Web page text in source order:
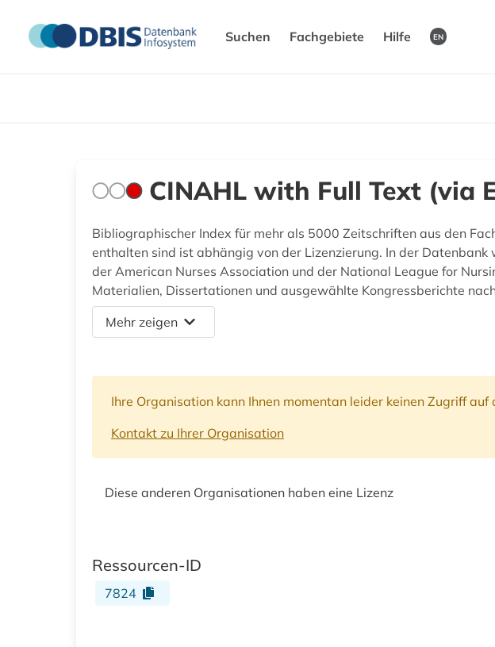
Suchen Fachgebiete Hilfe EN
CINAHL with Full Text (via
Bibliographischer Index für mehr als 5000 Zeitschriften aus den
enthalten sind ist abhängig von der Lizenzierung. In der
der American Nurses Association und der National League for
Materialien, Dissertationen und ausgewählte Kongressberichte
Mehr zeigen
Ihre Organisation kann Ihnen momentan leider keinen Zugriff
Kontakt zu Ihrer Organisation
Diese anderen Organisationen haben eine Lizenz
Ressourcen-ID
7824